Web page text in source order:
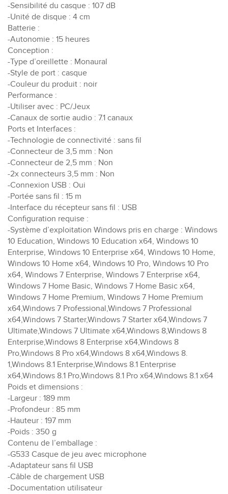
-Sensibilité du casque : 107 dB
-Unité de disque : 4 cm
Batterie :
-Autonomie : 15 heures
Conception :
-Type d’oreillette : Monaural
-Style de port : casque
-Couleur du produit : noir
Performance :
-Utiliser avec : PC/Jeux
-Canaux de sortie audio : 7.1 canaux
Ports et Interfaces :
-Technologie de connectivité : sans fil
-Connecteur de 3,5 mm : Non
-Connecteur de 2,5 mm : Non
-2x connecteurs 3,5 mm : Non
-Connexion USB : Oui
-Portée sans fil : 15 m
-Interface du récepteur sans fil : USB
Configuration requise :
-Système d’exploitation Windows pris en charge : Windows
10 Education, Windows 10 Education x64, Windows 10
Enterprise, Windows 10 Enterprise x64, Windows 10 Home,
Windows 10 Home x64, Windows 10 Pro, Windows 10 Pro
x64, Windows 7 Enterprise, Windows 7 Enterprise x64,
Windows 7 Home Basic, Windows 7 Home Basic x64,
Windows 7 Home Premium, Windows 7 Home Premium
x64,Windows 7 Professional,Windows 7 Professional
x64,Windows 7 Starter,Windows 7 Starter x64,Windows 7
Ultimate,Windows 7 Ultimate x64,Windows 8,Windows 8
Enterprise,Windows 8 Enterprise x64,Windows 8
Pro,Windows 8 Pro x64,Windows 8 x64,Windows 8.
1,Windows 8.1 Enterprise,Windows 8.1 Enterprise
x64,Windows 8.1 Pro,Windows 8.1 Pro x64,Windows 8.1 x64
Poids et dimensions :
-Largeur : 189 mm
-Profondeur : 85 mm
-Hauteur : 197 mm
-Poids : 350 g
Contenu de l’emballage :
-G533 Casque de jeu avec microphone
-Adaptateur sans fil USB
-Câble de chargement USB
-Documentation utilisateur